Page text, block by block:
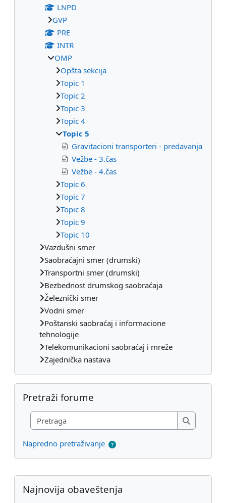
LNPD
GVP
PRE
INTR
OMP
Opšta sekcija
Topic 1
Topic 2
Topic 3
Topic 4
Topic 5
Gravitacioni transporteri - predavanja
Vežbe - 3.čas
Vežbe - 4.čas
Topic 6
Topic 7
Topic 8
Topic 9
Topic 10
Vazdušni smer
Saobraćajni smer (drumski)
Transportni smer (drumski)
Bezbednost drumskog saobraćaja
Železnički smer
Vodni smer
Poštanski saobraćaj i informacione
tehnologije
Telekomunikacioni saobraćaj i mreže
Zajednička nastava
Preskoči Pretraži forume
Pretraži forume
Pretraga
Pretraga
Napredno pretraživanje
Dodatni blokovi
Preskoči Najnovija obaveštenja
Najnovija obaveštenja